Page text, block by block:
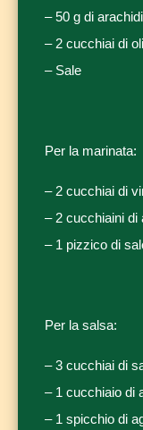
– 50 g di
– 2 cucchiai di
– Sale
Per la marinata:
– 2 cucchiai di
– 2 cucchiaini di
– 1 pizzico di
Per la salsa:
– 3 cucchiai di
– 1 cucchiaio di
– 1 spicchio di